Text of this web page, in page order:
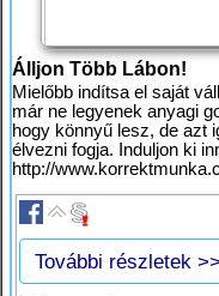
Álljon Több Lábon!
Mielőbb indítsa el saját
már ne legyenek anyagi
hogy könnyű lesz, de azt
élvezni fogja. Induljon ki
http://
További részletek